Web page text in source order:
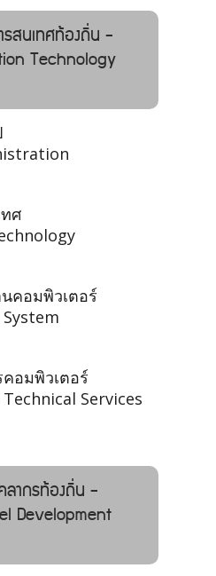
รสนเทศท้องถิ่น -
Technology
ศ
คอมพิวเตอร์
อมพิวเตอร์
Services
ากรท้องถิ่น -
Development